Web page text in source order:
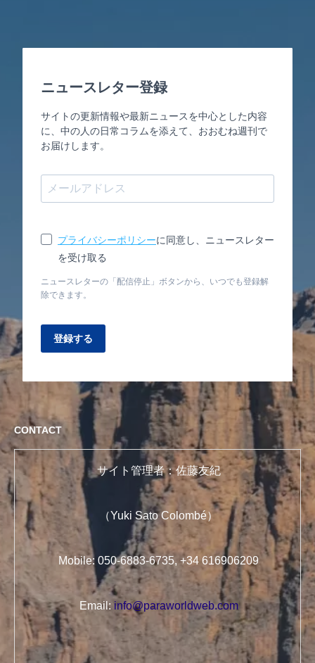
ニュースレター登録
サイトの更新情報や最新ニュースを中心とした内容
に、中の人の日常コラムを添えて、おおむね週刊で
お届けします。
プライバシーポリシーに同意し、ニュースレター
を受け取る
ニュースレターの「配信停止」ボタンから、いつでも登録解
除できます。
登録する
CONTACT
サイト管理者：佐藤友紀
（Yuki Sato Colombé）
Mobile: 050-6883-6735, +34 616906209
Email: info@paraworldweb.com